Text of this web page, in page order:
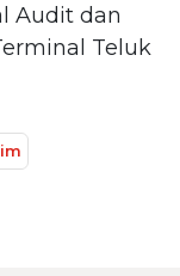
Audit dan
Teluk